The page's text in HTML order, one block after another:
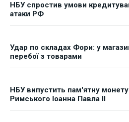
НБУ спростив умови
атаки РФ
Удар по складах Фори: у
перебої з товарами
НБУ випустить пам'ятну
Римського Іоанна Павла II